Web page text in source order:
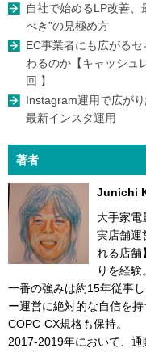
自社で始めるLP改善
べき”の見極め方
EC事業者にも広がる
わるのか【キャッシ
回 】
Instagram運用で広が
最新インスタ運用
著者
Junichi
大手家電
実店舗運
れる店舗
りを経験。
一番の強みは約15年従事
ー運営に絶対的な自信を
COPC-CX規格も保持。
2017-2019年において、通